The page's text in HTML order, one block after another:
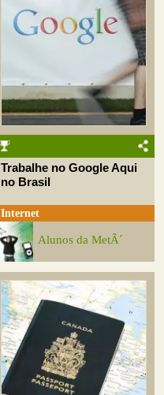
Trabalhe no Google Aqui
no Brasil
Internet
Alunos da MetÃ´